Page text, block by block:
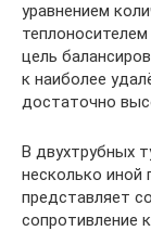
уравнением
цель
к наиболее
достаточно
В двухтрубных
несколько
представляет
сопротивление